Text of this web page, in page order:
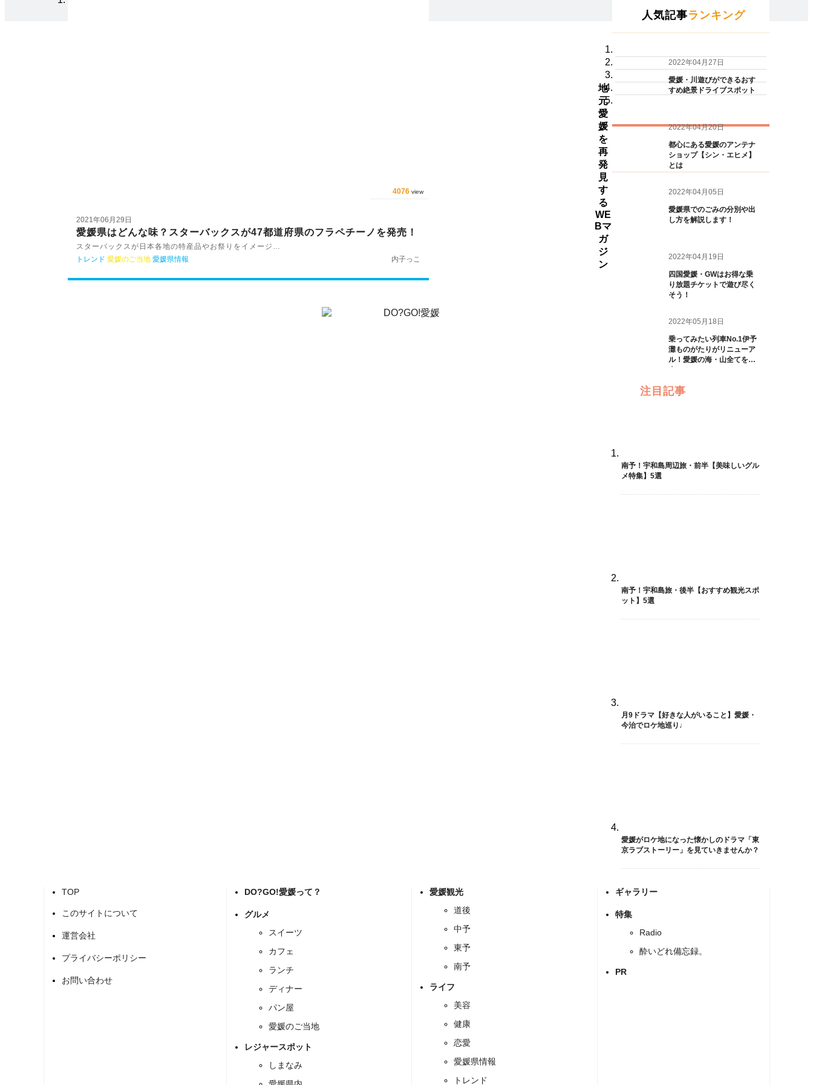
4076 view
2021年06月29日
愛媛県はどんな味？スターバックスが47都道府県のフラペチーノを発売！
スターバックスが日本各地の特産品やお祭りをイメージ…
トレンド 愛媛のご当地 愛媛県情報 内子っこ
人気記事ランキング
2022年04月27日
愛媛・川遊びができるおす
すめ絶景ドライブスポット
2022年04月20日
都心にある愛媛のアンテナ
ショップ【シン・エヒメ】
とは
2022年04月05日
愛媛県でのごみの分別や出
し方を解説します！
2022年04月19日
四国愛媛・GWはお得な乗
り放題チケットで遊び尽く
そう！
2022年05月18日
乗ってみたい列車No.1伊予
灘ものがたりがリニューア
ル！愛媛の海・山全てを一
注目記事
南予！宇和島周辺旅・前半【美味しいグル
メ特集】5選
南予！宇和島旅・後半【おすすめ観光スポ
ット】5選
月9ドラマ【好きな人がいること】愛媛・
今治でロケ地巡り♩
愛媛がロケ地になった懐かしのドラマ「東
京ラブストーリー」を見ていきませんか？
地
元
愛
媛
を
再
発
見
す
る
WE
Bマ
ガ
ジ
ン
TOP
このサイトについて
運営会社
プライバシーポリシー
お問い合わせ
DO?GO!愛媛って？
グルメ
スイーツ
カフェ
ランチ
ディナー
パン屋
愛媛のご当地
レジャースポット
しまなみ
愛媛観光
道後
中予
東予
南予
ライフ
美容
健康
恋愛
愛媛県情報
トレンド
ギャラリー
特集
Radio
酔いどれ備忘録。
PR